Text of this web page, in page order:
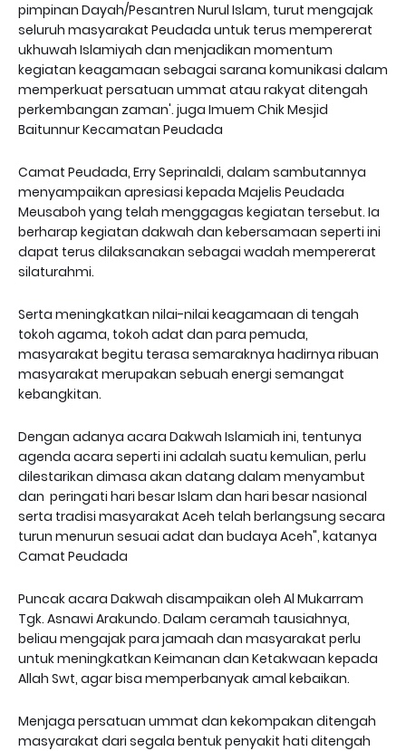
pimpinan Dayah/Pesantren Nurul Islam, turut mengajak
seluruh masyarakat Peudada untuk terus mempererat
ukhuwah Islamiyah dan menjadikan momentum
kegiatan keagamaan sebagai sarana komunikasi dalam
memperkuat persatuan ummat atau rakyat ditengah
perkembangan zaman'. juga Imuem Chik Mesjid
Baitunnur Kecamatan Peudada
Camat Peudada, Erry Seprinaldi, dalam sambutannya
menyampaikan apresiasi kepada Majelis Peudada
Meusaboh yang telah menggagas kegiatan tersebut. Ia
berharap kegiatan dakwah dan kebersamaan seperti ini
dapat terus dilaksanakan sebagai wadah mempererat
silaturahmi.
Serta meningkatkan nilai-nilai keagamaan di tengah
tokoh agama, tokoh adat dan para pemuda,
masyarakat begitu terasa semaraknya hadirnya ribuan
masyarakat merupakan sebuah energi semangat
kebangkitan.
Dengan adanya acara Dakwah Islamiah ini, tentunya
agenda acara seperti ini adalah suatu kemulian, perlu
dilestarikan dimasa akan datang dalam menyambut
dan peringati hari besar Islam dan hari besar nasional
serta tradisi masyarakat Aceh telah berlangsung secara
turun menurun sesuai adat dan budaya Aceh", katanya
Camat Peudada
Puncak acara Dakwah disampaikan oleh Al Mukarram
Tgk. Asnawi Arakundo. Dalam ceramah tausiahnya,
beliau mengajak para jamaah dan masyarakat perlu
untuk meningkatkan Keimanan dan Ketakwaan kepada
Allah Swt, agar bisa memperbanyak amal kebaikan.
Menjaga persatuan ummat dan kekompakan ditengah
masyarakat dari segala bentuk penyakit hati ditengah